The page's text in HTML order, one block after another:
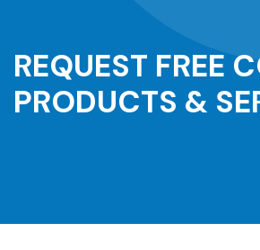
REQUEST FREE
PRODUCTS &